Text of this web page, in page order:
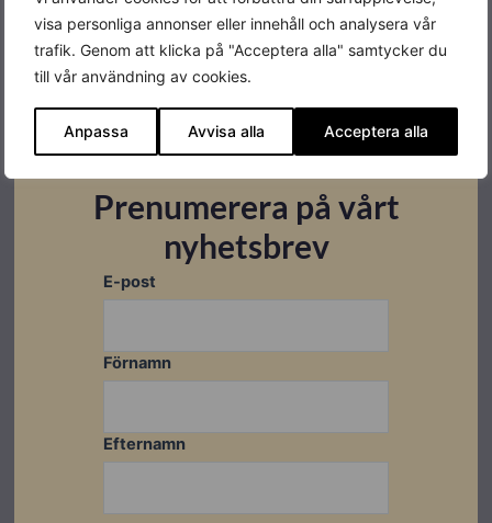
visa personliga annonser eller innehåll och analysera vår
trafik. Genom att klicka på "Acceptera alla" samtycker du
till vår användning av cookies.
Anpassa Avvisa alla Acceptera alla
Färg Vit/Grå
Varumärke Fronius
Leverantörens
artikelnummer
4,210,452
3 st
Datablad
Montageanvisningar
Prenumerera på vårt
nyhetsbrev
E-post
Förnamn
Efternamn